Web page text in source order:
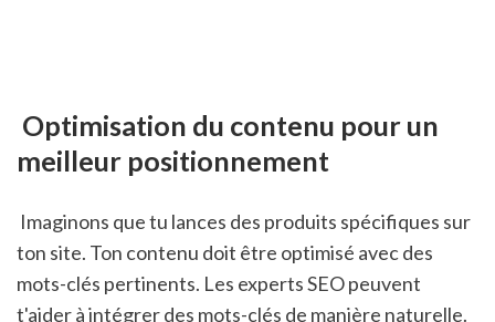
meilleur positionnement
ton site. Ton contenu doit être optimisé avec des
mots-clés pertinents. Les experts SEO peuvent
t'aider à intégrer des mots-clés de manière naturelle.